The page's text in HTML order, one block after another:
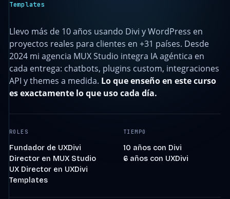
Templates
Llevo más de 10 años usando Divi y WordPress en
proyectos reales para clientes en +31 países. Desde
2024 mi agencia MUX Studio integra IA agéntica en
cada entrega: chatbots, plugins custom, integraciones
API y themes a medida. Lo que enseño en este curso
es exactamente lo que uso cada día.
ROLES
Fundador de UXDivi
Director en MUX Studio
UX Director en UXDivi
Templates
TIEMPO
10 años con Divi
6 años con UXDivi